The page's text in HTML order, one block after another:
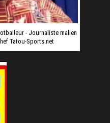
- Journaliste malien
Tatou-Sports.net